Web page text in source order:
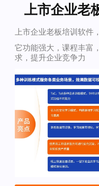
上市企业老
上市企业老板培训软件
它功能强大，课程丰富
求，提升企业竞争力